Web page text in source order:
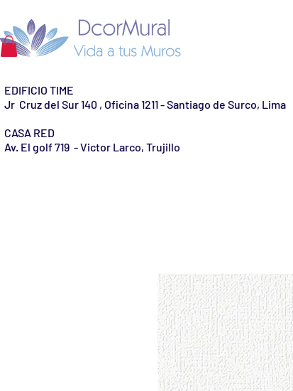
EDIFICIO TIME
Jr Cruz del Sur 140 , Oficina 1211 - Santiago de Surco, Lima
CASA RED
Av. El golf 719 - Victor Larco, Trujillo